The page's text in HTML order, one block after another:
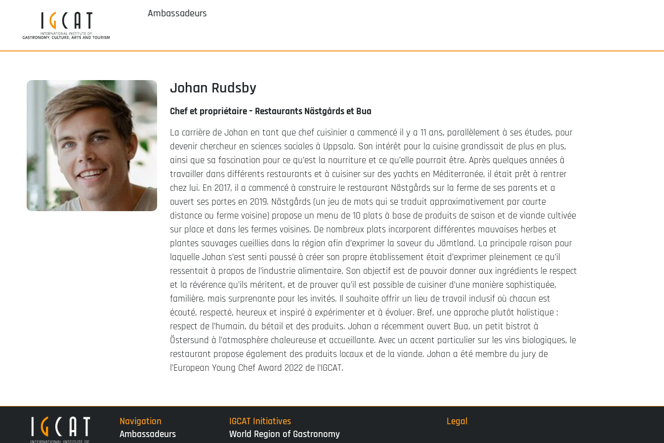
Ambassadeurs
Johan Rudsby
Chef et propriétaire – Restaurants Nästgårds et Bua
La carrière de Johan en tant que chef cuisinier a commencé il y a 11 ans, parallèlement à ses études, pour
devenir chercheur en sciences sociales à Uppsala. Son intérêt pour la cuisine grandissait de plus en plus,
ainsi que sa fascination pour ce qu’est la nourriture et ce qu’elle pourrait être. Après quelques années à
travailler dans différents restaurants et à cuisiner sur des yachts en Méditerranée, il était prêt à rentrer
chez lui. En 2017, il a commencé à construire le restaurant Nästgårds sur la ferme de ses parents et a
ouvert ses portes en 2019. Nästgårds (un jeu de mots qui se traduit approximativement par courte
distance ou ferme voisine) propose un menu de 10 plats à base de produits de saison et de viande cultivée
sur place et dans les fermes voisines. De nombreux plats incorporent différentes mauvaises herbes et
plantes sauvages cueillies dans la région afin d’exprimer la saveur du Jämtland. La principale raison pour
laquelle Johan s’est senti poussé à créer son propre établissement était d’exprimer pleinement ce qu’il
ressentait à propos de l’industrie alimentaire. Son objectif est de pouvoir donner aux ingrédients le respect
et la révérence qu’ils méritent, et de prouver qu’il est possible de cuisiner d’une manière sophistiquée,
familière, mais surprenante pour les invités. Il souhaite offrir un lieu de travail inclusif où chacun est
écouté, respecté, heureux et inspiré à expérimenter et à évoluer. Bref, une approche plutôt holistique :
respect de l’humain, du bétail et des produits. Johan a récemment ouvert Bua, un petit bistrot à
Östersund à l’atmosphère chaleureuse et accueillante. Avec un accent particulier sur les vins biologiques, le
restaurant propose également des produits locaux et de la viande. Johan a été membre du jury de
l’European Young Chef Award 2022 de l’IGCAT.
Navigation
Ambassadeurs
IGCAT Initiatives
World Region of Gastronomy
Legal